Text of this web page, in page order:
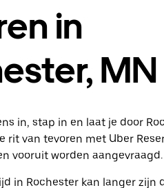
in
MN
in, stap in en laat je door
rit van tevoren met Uber
vooruit worden aangevraagd.
in Rochester kan langer zijn